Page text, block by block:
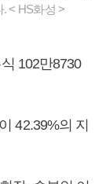
< HS화성 >
102만8730
42.39%의 지